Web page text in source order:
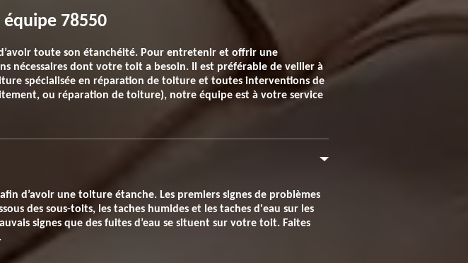
78550
toute son étanchéité. Pour entretenir et offrir une
nécessaires dont votre toit a besoin. Il est préférable de veiller à
spécialisée en réparation de toiture et toutes interventions de
ou réparation de toiture), notre équipe est à votre service
d’avoir une toiture étanche. Les premiers signes de problèmes
des sous-toits, les taches humides et les taches d'eau sur les
signes que des fuites d’eau se situent sur votre toit. Faites